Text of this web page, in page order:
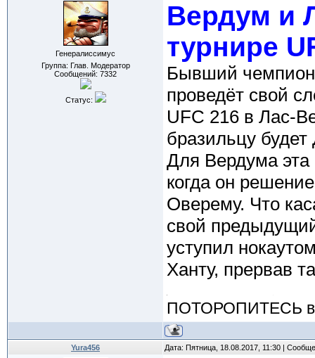
Генералиссимус
Группа: Глав. Модератор
Сообщений: 7332
Статус:
Вердум и
турнире
Бывший
проведёт свой
UFC 216 в Лас-
бразильцу
Для Вердума эта
когда он
Оверему. Что
свой
уступил
Ханту, прервав
ПОТОРОПИТЕСЬ
Yura456 Дата: Пятница, 18.08.2017, 11:30 |